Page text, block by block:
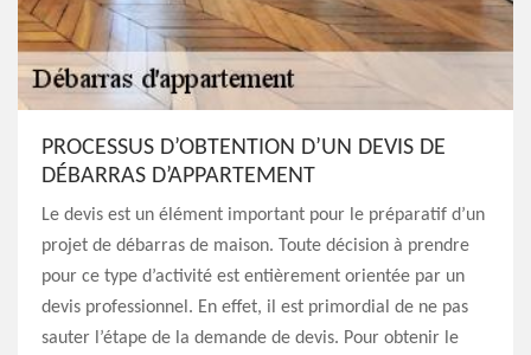
PROCESSUS D’OBTENTION D’UN DEVIS DE
DÉBARRAS D’APPARTEMENT
Le devis est un élément important pour le préparatif d’un
projet de débarras de maison. Toute décision à prendre
pour ce type d’activité est entièrement orientée par un
devis professionnel. En effet, il est primordial de ne pas
sauter l’étape de la demande de devis. Pour obtenir le